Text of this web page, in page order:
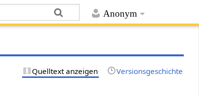
Anonym
Quelltext anzeigen Versionsgeschichte